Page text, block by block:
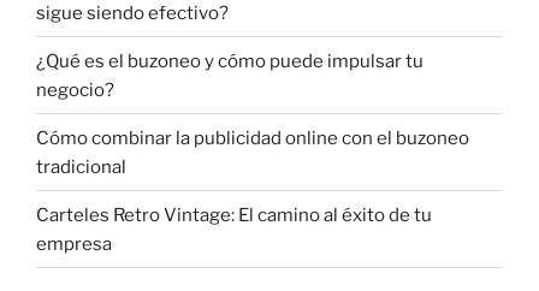
sigue siendo efectivo?
¿Qué es el buzoneo y cómo puede impulsar tu
negocio?
Cómo combinar la publicidad online con el buzoneo
tradicional
Carteles Retro Vintage: El camino al éxito de tu
empresa